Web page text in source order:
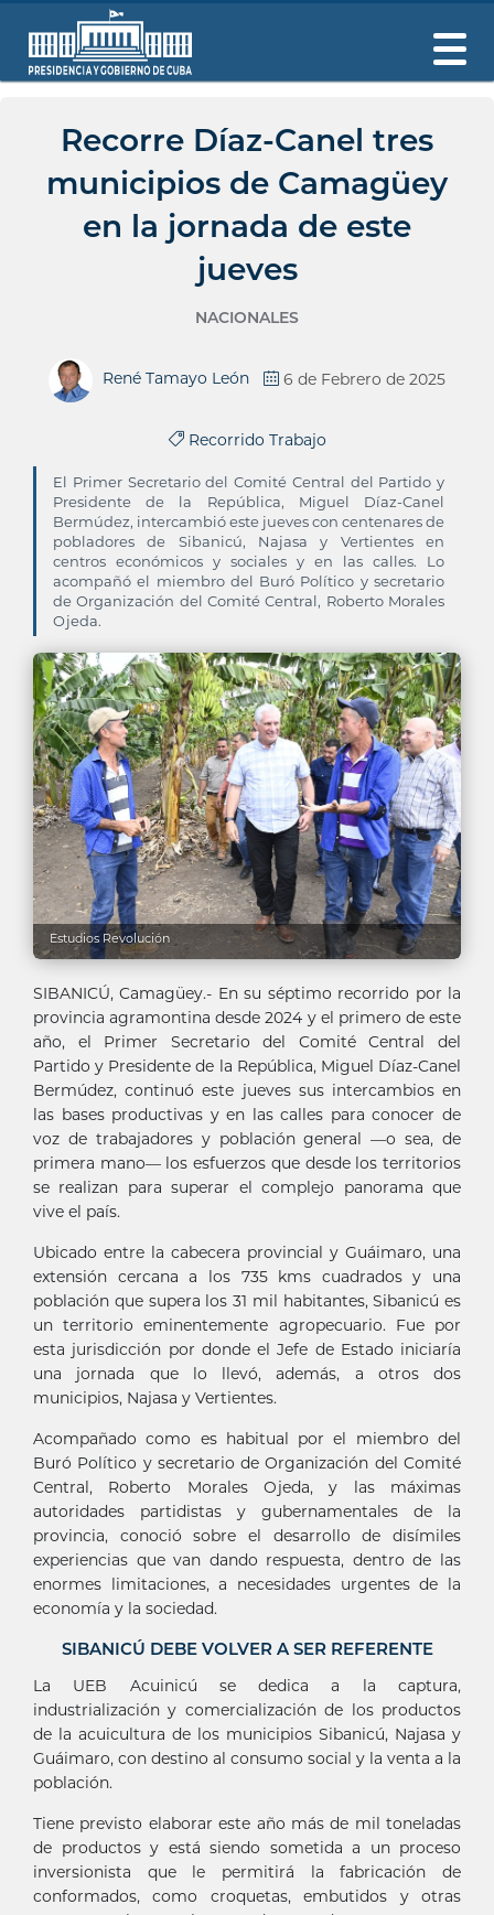
Recorre Díaz-Canel tres
municipios de Camagüey
en la jornada de este
jueves
NACIONALES
René Tamayo León 6 de Febrero de 2025
Recorrido Trabajo
El Primer Secretario del Comité Central del Partido y
Presidente de la República, Miguel Díaz-Canel
Bermúdez, intercambió este jueves con centenares de
pobladores de Sibanicú, Najasa y Vertientes en
centros económicos y sociales y en las calles. Lo
acompañó el miembro del Buró Político y secretario
de Organización del Comité Central, Roberto Morales
Ojeda.
Estudios Revolución
SIBANICÚ, Camagüey.- En su séptimo recorrido por la
provincia agramontina desde 2024 y el primero de este
año, el Primer Secretario del Comité Central del
Partido y Presidente de la República, Miguel Díaz-Canel
Bermúdez, continuó este jueves sus intercambios en
las bases productivas y en las calles para conocer de
voz de trabajadores y población general —o sea, de
primera mano— los esfuerzos que desde los territorios
se realizan para superar el complejo panorama que
vive el país.
Ubicado entre la cabecera provincial y Guáimaro, una
extensión cercana a los 735 kms cuadrados y una
población que supera los 31 mil habitantes, Sibanicú es
un territorio eminentemente agropecuario. Fue por
esta jurisdicción por donde el Jefe de Estado iniciaría
una jornada que lo llevó, además, a otros dos
municipios, Najasa y Vertientes.
Acompañado como es habitual por el miembro del
Buró Político y secretario de Organización del Comité
Central, Roberto Morales Ojeda, y las máximas
autoridades partidistas y gubernamentales de la
provincia, conoció sobre el desarrollo de disímiles
experiencias que van dando respuesta, dentro de las
enormes limitaciones, a necesidades urgentes de la
economía y la sociedad.
SIBANICÚ DEBE VOLVER A SER REFERENTE
La UEB Acuinicú se dedica a la captura,
industrialización y comercialización de los productos
de la acuicultura de los municipios Sibanicú, Najasa y
Guáimaro, con destino al consumo social y la venta a la
población.
Tiene previsto elaborar este año más de mil toneladas
de productos y está siendo sometida a un proceso
inversionista que le permitirá la fabricación de
conformados, como croquetas, embutidos y otras